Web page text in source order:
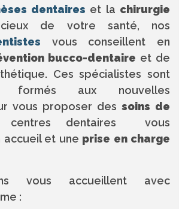
dentaires et la chirurgie
de votre santé, nos
vous conseillent en
bucco-dentaire et de
Ces spécialistes sont
formés aux nouvelles
vous proposer des soins de
dentaires vous
accueil et une prise en charge
vous accueillent avec
: